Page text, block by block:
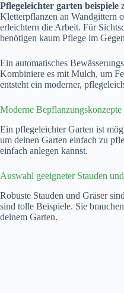
Pflegeleichter garten beispiele
Kletterpflanzen an Wandgittern
erleichtern die Arbeit. Für
benötigen kaum Pflege im
Ein automatisches
Kombiniere es mit Mulch, um
entsteht ein moderner,
Moderne
Ein pflegeleichter Garten ist
um deinen Garten einfach zu
einfach anlegen kannst.
Auswahl geeigneter Stauden
Robuste Stauden und Gräser
sind tolle Beispiele. Sie
deinem Garten.